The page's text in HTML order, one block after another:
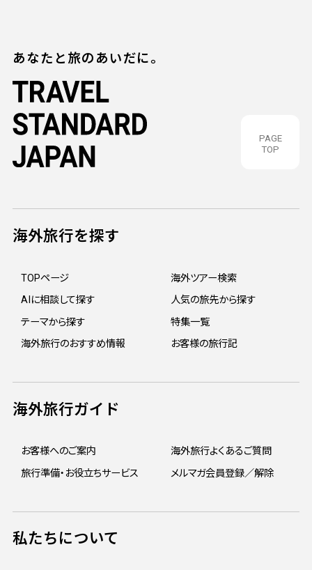
PAGE
TOP
あなたと旅のあいだに。
海外旅行を探す
TOPページ
海外ツアー検索
AIに相談して探す
人気の旅先から探す
テーマから探す
特集一覧
海外旅行のおすすめ情報
お客様の旅行記
海外旅行ガイド
お客様へのご案内
海外旅行よくあるご質問
旅行準備・お役立ちサービス
メルマガ会員登録／解除
私たちについて